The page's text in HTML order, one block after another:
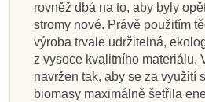
rovněž dbá na to, aby byly
stromy nové. Právě použitím
výroba trvale udržitelná,
z vysoce kvalitního materiálu.
navržen tak, aby se za využití
biomasy maximálně šetřila